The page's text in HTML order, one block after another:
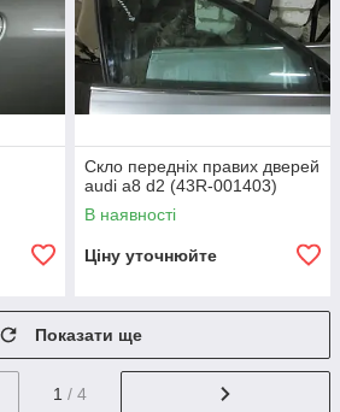
Скло передніх правих дверей
audi a8 d2 (43R-001403)
В наявності
Ціну уточнюйте
Показати ще
1 / 4